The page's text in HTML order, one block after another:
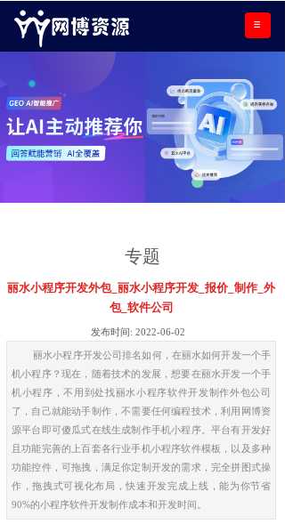
专题
丽水小程序开发外包_丽水小程序开发_报价_制作_外
包_软件公司
发布时间: 2022-06-02
丽水小程序开发公司排名如何，在丽水如何开发一个手
机小程序？现在，随着技术的发展，想要在丽水开发一个手
机小程序，不用到处找丽水小程序软件开发制作外包公司
了，自己就能动手制作，不需要任何编程技术，利用网博资
源平台即可傻瓜式在线生成制作手机小程序。平台有开发好
且功能完善的上百套各行业手机小程序软件模板，以及多种
功能控件，可拖拽，满足你定制开发的需求，完全拼图式操
作，拖拽式可视化布局，快速开发完成上线，能为你节省
90%的小程序软件开发制作成本和开发时间。